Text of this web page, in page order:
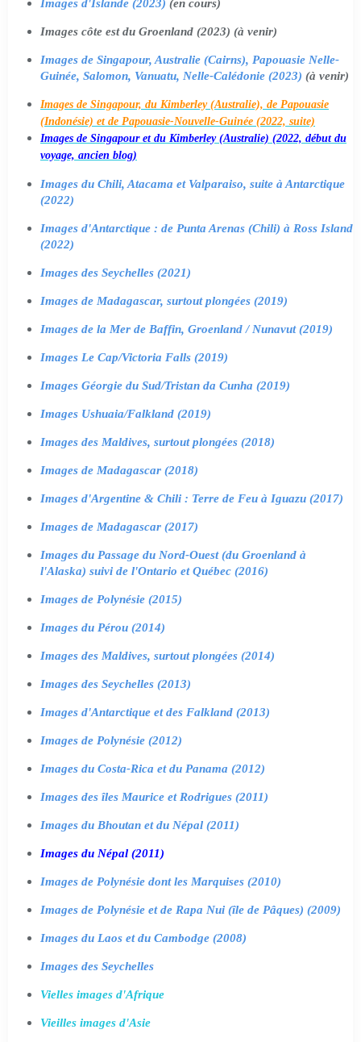
Images d'Islande (2023) (en cours)
Images côte est du Groenland (2023) (à venir)
Images de Singapour, Australie (Cairns), Papouasie Nelle-
Guinée, Salomon, Vanuatu, Nelle-Calédonie (2023) (à venir)
Images de Singapour, du Kimberley (Australie), de Papouasie
(Indonésie) et de Papouasie-Nouvelle-Guinée (2022, suite)
Images de Singapour et du Kimberley (Australie) (2022, début du
voyage, ancien blog)
Images du Chili, Atacama et Valparaiso, suite à Antarctique
(2022)
Images d'Antarctique : de Punta Arenas (Chili) à Ross Island
(2022)
Images des Seychelles (2021)
Images de Madagascar, surtout plongées (2019)
Images de la Mer de Baffin, Groenland / Nunavut (2019)
Images Le Cap/Victoria Falls (2019)
Images Géorgie du Sud/Tristan da Cunha (2019)
Images Ushuaia/Falkland (2019)
Images des Maldives, surtout plongées (2018)
Images de Madagascar (2018)
Images d'Argentine & Chili : Terre de Feu à Iguazu (2017)
Images de Madagascar (2017)
Images du Passage du Nord-Ouest (du Groenland à
l'Alaska) suivi de l'Ontario et Québec (2016)
Images de Polynésie (2015)
Images du Pérou (2014)
Images des Maldives, surtout plongées (2014)
Images des Seychelles (2013)
Images d'Antarctique et des Falkland (2013)
Images de Polynésie (2012)
Images du Costa-Rica et du Panama (2012)
Images des îles Maurice et Rodrigues (2011)
Images du Bhoutan et du Népal (2011)
Images du Népal (2011)
Images de Polynésie dont les Marquises (2010)
Images de Polynésie et de Rapa Nui (île de Pâques) (2009)
Images du Laos et du Cambodge (2008)
Images des Seychelles
Vielles images d'Afrique
Vieilles images d'Asie